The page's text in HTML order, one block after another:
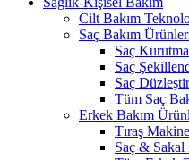
Cilt Bakım
Saç Bakım
Saç
Saç
Saç
Tüm Saç
Erkek Bakım
Tıraş
Saç &